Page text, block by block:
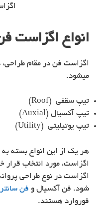
انواع اگزاست
اگزاست فن در مقام
میشود.
تیپ سقفی (Roof)
تیپ آکسیال (Auxial)
تیپ یوتیلیتی (Utility)
هر یک از این انواع بسته
اگزاست، مورد انتخاب
اگزاست در نوع طراحی
شود. فن آکسیال و فن
فوروارد هستند.